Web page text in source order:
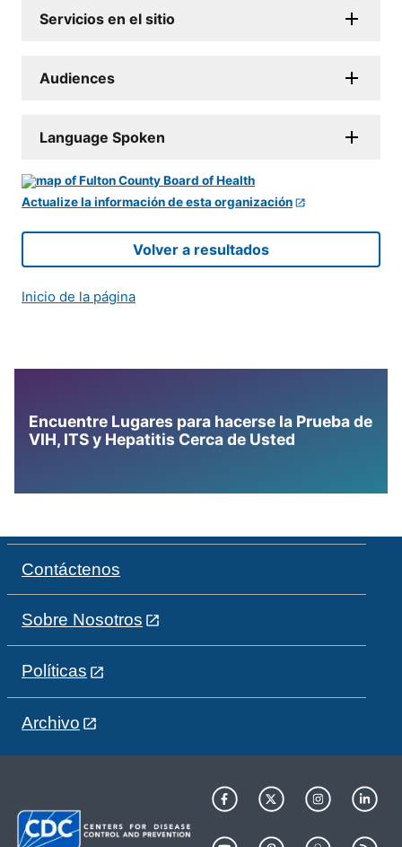
Servicios en el sitio
Audiences
Language Spoken
Actualize la información de esta organización
Volver a resultados
Inicio de la página
Encuentre Lugares para hacerse la Prueba de
VIH, ITS y Hepatitis Cerca de Usted
Contáctenos
Sobre Nosotros
Políticas
Archivo